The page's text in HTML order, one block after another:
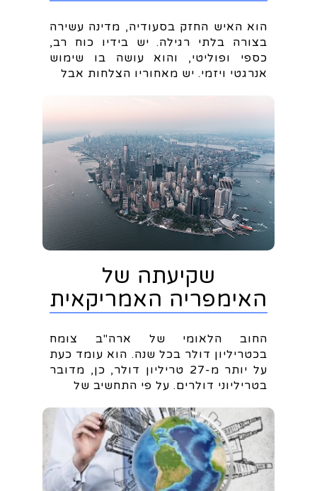
הוא האיש החזק בסעודיה, מדינה עשירה
בצורה בלתי רגילה. יש בידיו כוח רב,
כספי ופוליטי, והוא עושה בו שימוש
אנרגטי ויזמי. יש מאחוריו הצלחות אבל
שקיעתה של
האימפריה האמריקאית
החוב הלאומי של ארה"ב צומח
בכטריליון דולר בכל שנה. הוא עומד כעת
על יותר מ-27 טריליון דולר, כן, מדובר
בטריליוני דולרים. על פי התחשיב של